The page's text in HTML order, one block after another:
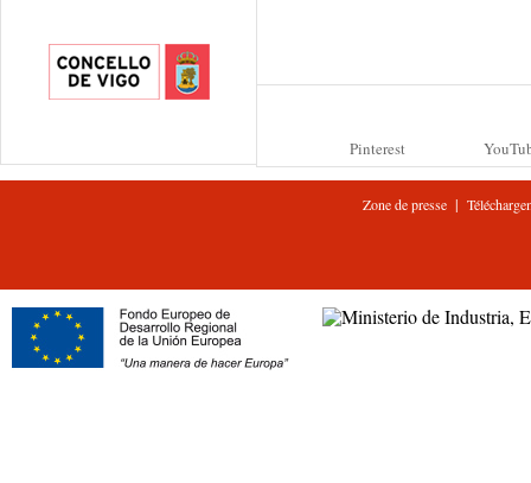
Pinterest
Zone de presse |